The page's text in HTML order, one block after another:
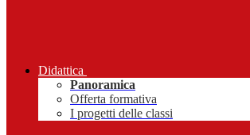
Didattica
Panoramica
Offerta formativa
I progetti delle classi